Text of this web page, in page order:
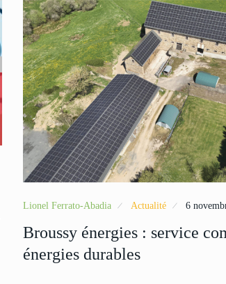
Lionel Ferrato-Abadia Actualité 6
Broussy énergies : service
énergies durables